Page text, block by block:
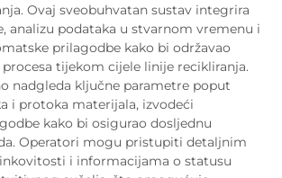
Ovaj sveobuhvatan sustav integrira
analizu podataka u stvarnom vremenu i
prilagodbe kako bi održavao
tijekom cijele linije recikliranja.
nadgleda ključne parametre poput
i protoka materijala, izvodeći
kako bi osigurao dosljednu
Operatori mogu pristupiti detaljnim
i informacijama o statusu